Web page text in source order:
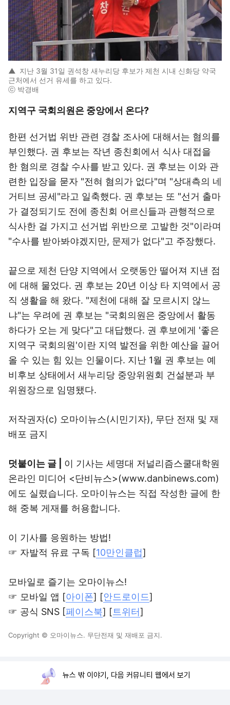
▲ 지난 3월 31일 권석창 새누리당 후보가 제천 시내 신화당 약국
근처에서 선거 유세를 하고 있다.
ⓒ 박경배
지역구 국회의원은 중앙에서 온다?
한편 선거법 위반 관련 경찰 조사에 대해서는 혐의를
부인했다. 권 후보는 작년 종친회에서 식사 대접을
한 혐의로 경찰 수사를 받고 있다. 권 후보는 이와 관
련한 입장을 묻자 "전혀 혐의가 없다"며 "상대측의 네
거티브 공세"라고 일축했다. 권 후보는 또 "선거 출마
가 결정되기도 전에 종친회 어르신들과 관행적으로
식사한 걸 가지고 선거법 위반으로 고발한 것"이라며
"수사를 받아봐야겠지만, 문제가 없다"고 주장했다.
끝으로 제천 단양 지역에서 오랫동안 떨어져 지낸 점
에 대해 물었다. 권 후보는 20년 이상 타 지역에서 공
직 생활을 해 왔다. "제천에 대해 잘 모르시지 않느
냐"는 우려에 권 후보는 "국회의원은 중앙에서 활동
하다가 오는 게 맞다"고 대답했다. 권 후보에게 '좋은
지역구 국회의원'이란 지역 발전을 위한 예산을 끌어
올 수 있는 힘 있는 인물이다. 지난 1월 권 후보는 예
비후보 상태에서 새누리당 중앙위원회 건설분과 부
위원장으로 임명됐다.
저작권자(c) 오마이뉴스(시민기자), 무단 전재 및 재
배포 금지
덧붙이는 글 | 이 기사는 세명대 저널리즘스쿨대학원
온라인 미디어 <단비뉴스>(www.danbinews.com)
에도 실렸습니다. 오마이뉴스는 직접 작성한 글에 한
해 중복 게재를 허용합니다.
이 기사를 응원하는 방법!
☞ 자발적 유료 구독 [10만인클럽]
모바일로 즐기는 오마이뉴스!
☞ 모바일 앱 [아이폰] [안드로이드]
☞ 공식 SNS [페이스북] [트위터]
Copyright © 오마이뉴스. 무단전재 및 재배포 금지.
뉴스 밖 이야기, 다음 커뮤니티 웹에서 보기